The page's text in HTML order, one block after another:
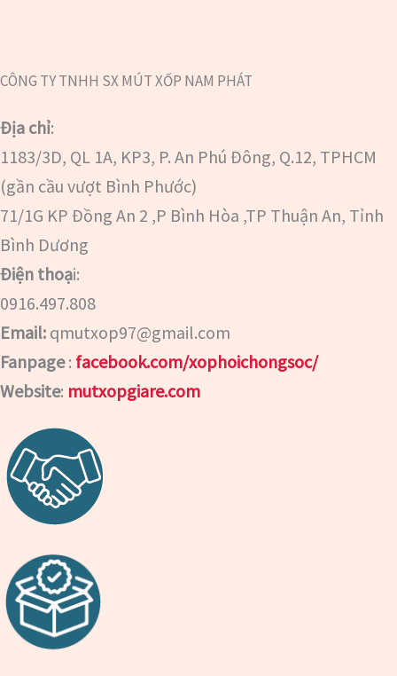
CÔNG TY TNHH SX MÚT XỐP NAM PHÁT
Địa chỉ:
1183/3D, QL 1A, KP3, P. An Phú Đông, Q.12, TPHCM
(gần cầu vượt Bình Phước)
71/1G KP Đồng An 2 ,P Bình Hòa ,TP Thuận An, Tỉnh
Bình Dương
Điện thoại:
0916.497.808
Email: qmutxop97@gmail.com
Fanpage: facebook.com/xophoichongsoc/
Website: mutxopgiare.com